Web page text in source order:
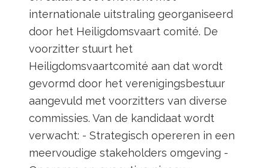
internationale uitstraling georganiseerd
door het Heiligdomsvaart comité. De
voorzitter stuurt het
Heiligdomsvaartcomité aan dat wordt
gevormd door het verenigingsbestuur
aangevuld met voorzitters van diverse
commissies. Van de kandidaat wordt
verwacht: - Strategisch opereren in een
meervoudige stakeholders omgeving -